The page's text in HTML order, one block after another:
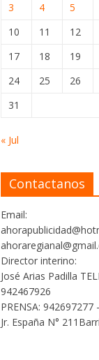
3
4 5
10
11 12
17
18 19
24
25 26
31
« Jul
Contactanos
Email:
Director interino:
José Arias Padilla
942467926
PRENSA: 942697277
Jr. España N°